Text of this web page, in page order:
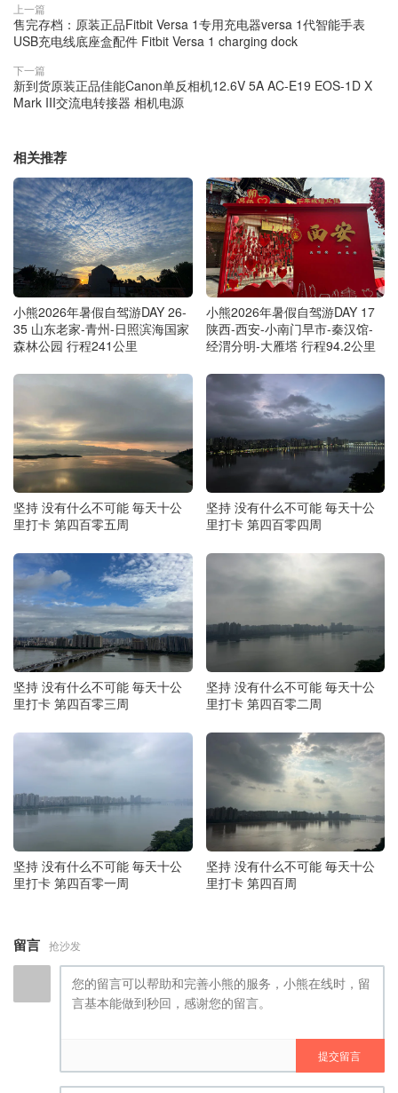
上一篇
售完存档：原装正品Fitbit Versa 1专用充电器versa 1代智能手表
USB充电线底座盒配件 Fitbit Versa 1 charging dock
下一篇
新到货原装正品佳能Canon单反相机12.6V 5A AC-E19 EOS-1D X
Mark III交流电转接器 相机电源
相关推荐
小熊2026年暑假自驾游DAY 26-
35 山东老家-青州-日照滨海国家
森林公园 行程241公里
小熊2026年暑假自驾游DAY 17
陕西-西安-小南门早市-秦汉馆-
经渭分明-大雁塔 行程94.2公里
坚持 没有什么不可能 毎天十公
里打卡 第四百零五周
坚持 没有什么不可能 毎天十公
里打卡 第四百零四周
坚持 没有什么不可能 毎天十公
里打卡 第四百零三周
坚持 没有什么不可能 毎天十公
里打卡 第四百零二周
坚持 没有什么不可能 毎天十公
里打卡 第四百零一周
坚持 没有什么不可能 毎天十公
里打卡 第四百周
留言 抢沙发
提交留言